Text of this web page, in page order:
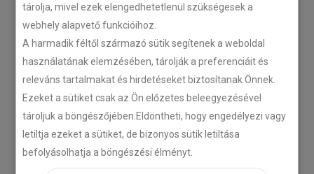
tárolja, mivel ezek elengedhetetlenül szükségesek a
webhely alapvető funkcióihoz.
A harmadik féltől származó sütik segítenek a weboldal
használatának elemzésében, tárolják a preferenciáit és
releváns tartalmakat és hirdetéseket biztosítanak Önnek.
Ezeket a sütiket csak az Ön előzetes beleegyezésével
tároljuk a böngészőjében.Eldöntheti, hogy engedélyezi vagy
letiltja ezeket a sütiket, de bizonyos sütik letiltása
befolyásolhatja a böngészési élményt.